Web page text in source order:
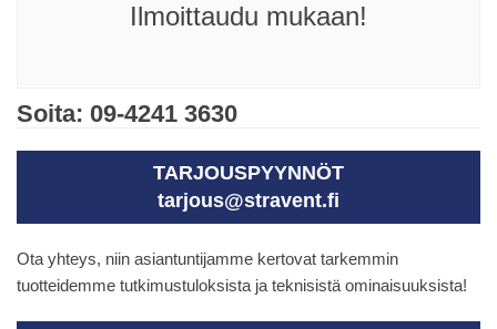
Ilmoittaudu mukaan!
Soita: 09-4241 3630
TARJOUSPYYNNÖT
tarjous@stravent.fi
Ota yhteys, niin asiantuntijamme kertovat tarkemmin
tuotteidemme tutkimustuloksista ja teknisistä ominaisuuksista!